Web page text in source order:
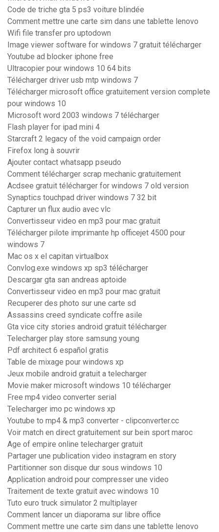
Code de triche gta 5 ps3 voiture blindée
Comment mettre une carte sim dans une tablette lenovo
Wifi file transfer pro uptodown
Image viewer software for windows 7 gratuit télécharger
Youtube ad blocker iphone free
Ultracopier pour windows 10 64 bits
Télécharger driver usb mtp windows 7
Télécharger microsoft office gratuitement version complete
pour windows 10
Microsoft word 2003 windows 7 télécharger
Flash player for ipad mini 4
Starcraft 2 legacy of the void campaign order
Firefox long à souvrir
Ajouter contact whatsapp pseudo
Comment télécharger scrap mechanic gratuitement
Acdsee gratuit télécharger for windows 7 old version
Synaptics touchpad driver windows 7 32 bit
Capturer un flux audio avec vlc
Convertisseur video en mp3 pour mac gratuit
Télécharger pilote imprimante hp officejet 4500 pour
windows 7
Mac os x el capitan virtualbox
Convlog.exe windows xp sp3 télécharger
Descargar gta san andreas aptoide
Convertisseur video en mp3 pour mac gratuit
Recuperer des photo sur une carte sd
Assassins creed syndicate coffre asile
Gta vice city stories android gratuit télécharger
Telecharger play store samsung young
Pdf architect 6 español gratis
Table de mixage pour windows xp
Jeux mobile android gratuit a telecharger
Movie maker microsoft windows 10 télécharger
Free mp4 video converter serial
Telecharger imo pc windows xp
Youtube to mp4 & mp3 converter - clipconverter.cc
Voir match en direct gratuitement sur bein sport maroc
Age of empire online telecharger gratuit
Partager une publication video instagram en story
Partitionner son disque dur sous windows 10
Application android pour compresser une video
Traitement de texte gratuit avec windows 10
Tuto euro truck simulator 2 multiplayer
Comment lancer un diaporama sur libre office
Comment mettre une carte sim dans une tablette lenovo